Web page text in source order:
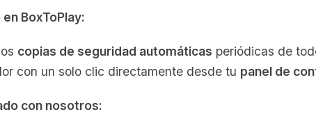
BoxToPlay:
copias de seguridad automáticas periódicas de
con un solo clic directamente desde tu panel de
con nosotros: